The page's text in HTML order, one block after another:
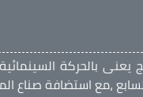
يعنى بالحركة
،مع استضافة صناع